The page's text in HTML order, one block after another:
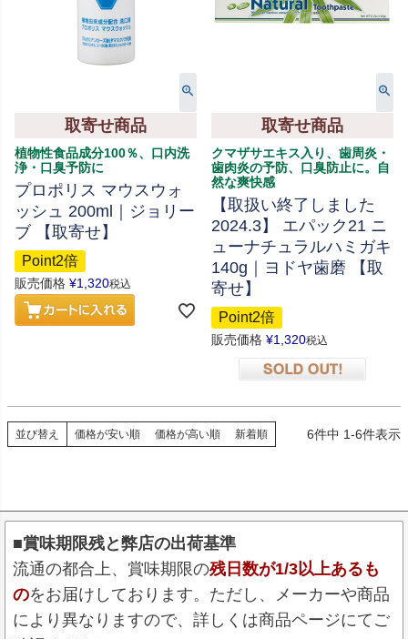
取寄せ商品
植物性食品成分100％、口内洗
浄・口臭予防に
プロポリス マウスウォ
ッシュ 200ml｜ジョリー
ブ 【取寄せ】
Point2倍
販売価格 ¥1,320税込
取寄せ商品
クマザサエキス入り、歯周炎・
歯肉炎の予防、口臭防止に。自
然な爽快感
【取扱い終了しました
2024.3】 エパック21 ニ
ューナチュラルハミガキ
140g｜ヨドヤ歯磨 【取
寄せ】
Point2倍
販売価格 ¥1,320税込
並び替え 価格が安い順 価格が高い順 新着順 6件中 1-6件表示
■賞味期限残と弊店の出荷基準
流通の都合上、賞味期限の残日数が1/3以上あるも
のをお届けしております。ただし、メーカーや商品
により異なりますので、詳しくは商品ページにてご